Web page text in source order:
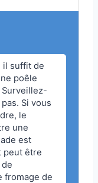
il suffit de
poêle
Si vous
le
une
est
peut être
fromage de